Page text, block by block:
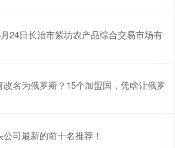
24日长治市紫坊农产品综合交易市场有
名为俄罗斯？15个加盟国，凭啥让俄罗
司最新的前十名推荐！